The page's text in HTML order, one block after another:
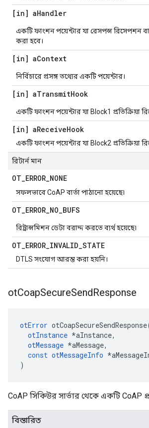
[in] aHandler
একটি ফাংশন পয়েন্টার যা রেসপন্স
করা হবে।
[in] aContext
নির্বিচারে প্রসঙ্গ তথ্যের একটি পয়েন্টার।
[in] aTransmitHook
একটি ফাংশন পয়েন্টার যা Block1 প্রতিক্রিয়া
[in] aReceiveHook
একটি ফাংশন পয়েন্টার যা Block2 প্রতিক্রিয়া
রিটার্ন মান
OT_ERROR_NONE
সফলভাবে CoAP বার্তা পাঠানো হয়েছে৷
OT_ERROR_NO_BUFS
রিট্রান্সমিশন ডেটা বরাদ্দ করতে ব্যর্থ হয়েছে৷
OT_ERROR_INVALID_STATE
DTLS সংযোগ আরম্ভ করা হয়নি।
otCoapSecureSendResponse
otError otCoapSecureSendResponse
otInstance *aInstance,
otMessage *aMessage,
const otMessageInfo *
)
CoAP সিকিউর সার্ভার থেকে একটি CoAP
বিস্তারিত